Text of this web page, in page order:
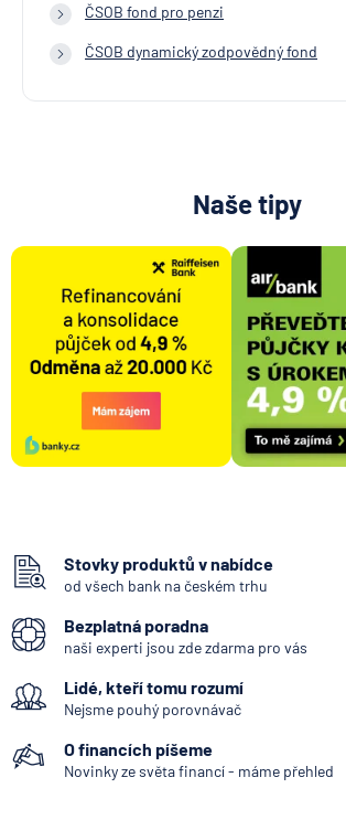
ČSOB fond pro penzi
ČSOB dynamický zodpovědný fond
Naše tipy
Stovky produktů v nabídce
od všech bank na českém trhu
Bezplatná poradna
naši experti jsou zde zdarma pro vás
Lidé, kteří tomu rozumí
Nejsme pouhý porovnávač
O financích píšeme
Novinky ze světa financí - máme přehled